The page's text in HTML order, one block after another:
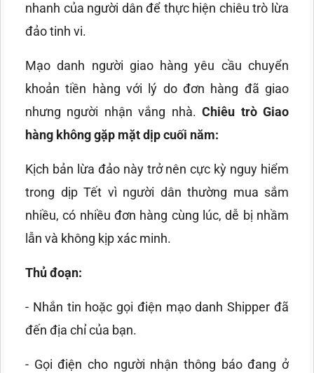
nhanh của người dân để thực hiện chiêu trò lừa
đảo tinh vi.
Mạo danh người giao hàng yêu cầu chuyển
khoản tiền hàng với lý do đơn hàng đã giao
nhưng người nhận vắng nhà.Chiêu trò Giao
hàng không gặp mặt dịp cuối năm:
Kịch bản lừa đảo này trở nên cực kỳ nguy hiểm
trong dịp Tết vì người dân thường mua sắm
nhiều, có nhiều đơn hàng cùng lúc, dễ bị nhầm
lẫn và không kịp xác minh.
Thủ đoạn:
- Nhắn tin hoặc gọi điện mạo danh Shipper đã
đến địa chỉ của bạn.
- Gọi điện cho người nhận thông báo đang ở